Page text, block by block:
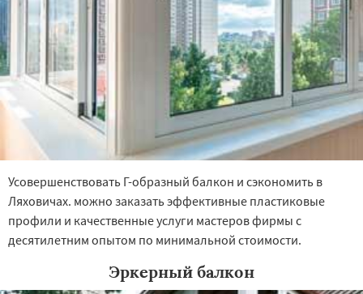
Усовершенствовать Г-образный балкон и сэкономить в
Ляховичах. можно заказать эффективные пластиковые
профили и качественные услуги мастеров фирмы с
десятилетним опытом по минимальной стоимости.
Эркерный балкон